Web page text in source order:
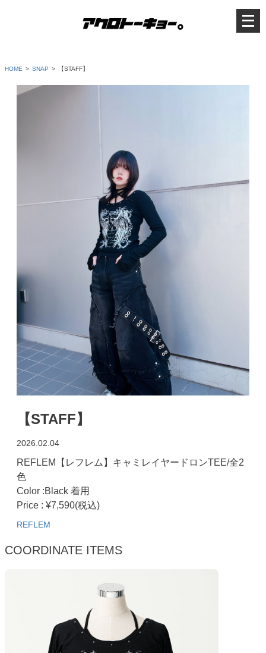
HOME SNAP 【STAFF】
【STAFF】
2026.02.04
REFLEM【レフレム】キャミレイヤードロンTEE/全2
色
Color :Black 着用
Price : ¥7,590(税込)
REFLEM
COORDINATE ITEMS